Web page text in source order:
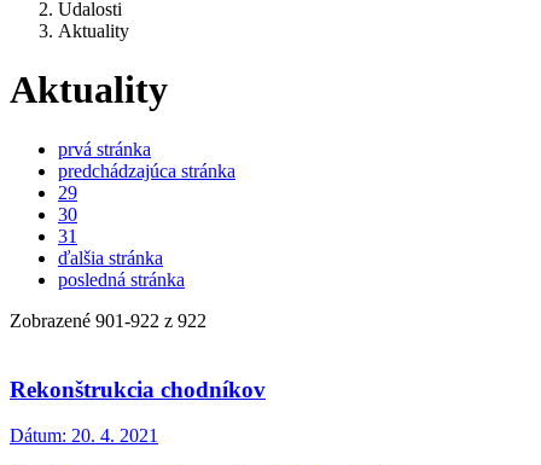
Udalosti
Aktuality
Aktuality
prvá stránka
predchádzajúca stránka
29
30
31
ďalšia stránka
posledná stránka
Zobrazené 901-922 z 922
Rekonštrukcia chodníkov
Dátum: 20. 4. 2021